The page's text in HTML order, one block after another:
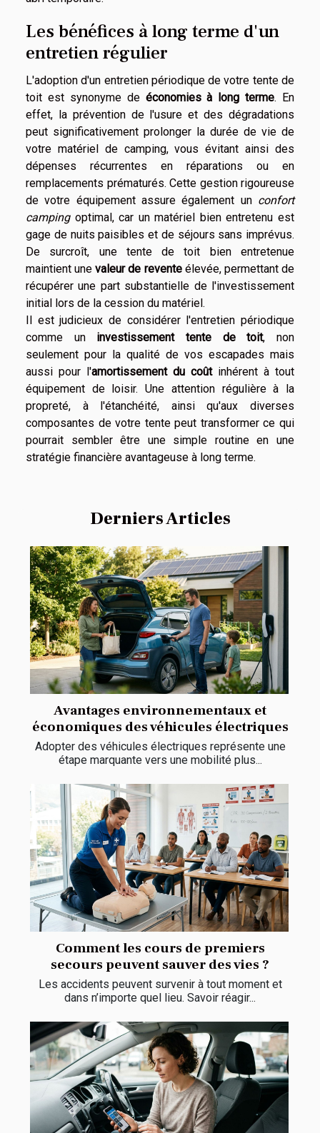
Les bénéfices à long terme d'un
entretien régulier
L'adoption d'un entretien périodique de votre tente de
toit est synonyme de économies à long terme. En
effet, la prévention de l'usure et des dégradations
peut significativement prolonger la durée de vie de
votre matériel de camping, vous évitant ainsi des
dépenses récurrentes en réparations ou en
remplacements prématurés. Cette gestion rigoureuse
de votre équipement assure également un confort
campingoptimal, car un matériel bien entretenu est
gage de nuits paisibles et de séjours sans imprévus.
De surcroît, une tente de toit bien entretenue
maintient unevaleur de reventeélevée, permettant de
récupérer une part substantielle de l'investissement
initial lors de la cession du matériel.
Il est judicieux de considérer l'entretien périodique
comme un investissement tente de toit, non
seulement pour la qualité de vos escapades mais
aussi pour l'amortissement du coûtinhérent à tout
équipement de loisir. Une attention régulière à la
propreté, à l'étanchéité, ainsi qu'aux diverses
composantes de votre tente peut transformer ce qui
pourrait sembler être une simple routine en une
stratégie financière avantageuse à long terme.
Derniers Articles
Avantages environnementaux et
économiques des véhicules électriques
Adopter des véhicules électriques représente une
étape marquante vers une mobilité plus...
Comment les cours de premiers
secours peuvent sauver des vies ?
Les accidents peuvent survenir à tout moment et
dans n’importe quel lieu. Savoir réagir...